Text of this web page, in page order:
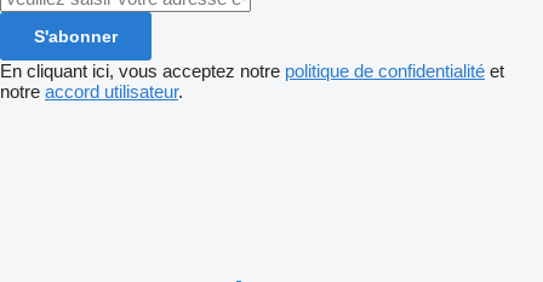
S'abonner
En cliquant ici, vous acceptez notre politique de confidentialité et
notre accord utilisateur.